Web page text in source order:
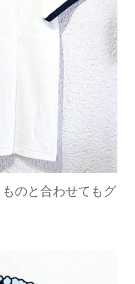
のと合わせてもグ